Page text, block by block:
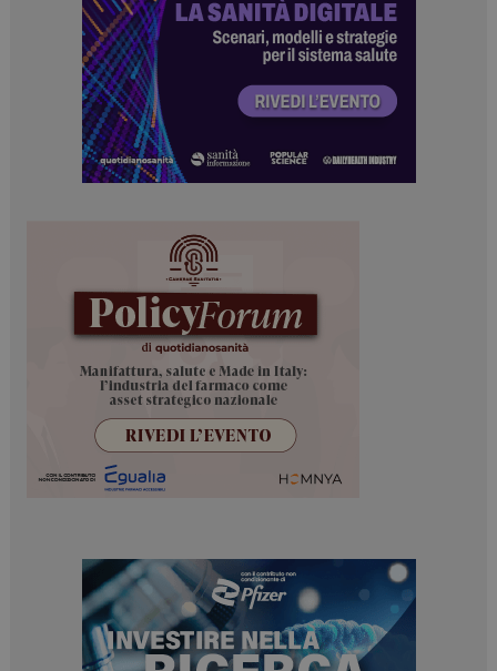
Necessari Marketing
I cookie necessari contribuiscono a rendere fruibile il
sito web abilitandone funzionalità di base quali la
navigazione sulle pagine e l'accesso alle aree
protette del sito. Il sito web non è in grado di
funzionare correttamente senza questi cookie.
NOME
FORNITORE / DOMINIO